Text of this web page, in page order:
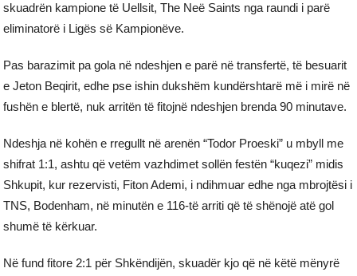
skuadrën kampione të Uellsit, The Neë Saints nga raundi i parë
eliminatorë i Ligës së Kampionëve.
Pas barazimit pa gola në ndeshjen e parë në transfertë, të besuarit
e Jeton Beqirit, edhe pse ishin dukshëm kundërshtarë më i mirë në
fushën e blertë, nuk arritën të fitojnë ndeshjen brenda 90 minutave.
Ndeshja në kohën e rregullt në arenën “Todor Proeski” u mbyll me
shifrat 1:1, ashtu që vetëm vazhdimet sollën festën “kuqezi” midis
Shkupit, kur rezervisti, Fiton Ademi, i ndihmuar edhe nga mbrojtësi i
TNS, Bodenham, në minutën e 116-të arriti që të shënojë atë gol
shumë të kërkuar.
Në fund fitore 2:1 për Shkëndijën, skuadër kjo që në këtë mënyrë